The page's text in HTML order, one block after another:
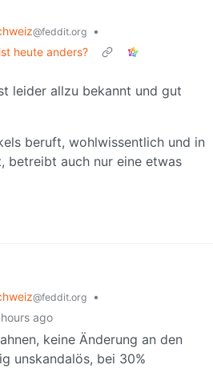
@feddit.org
•
heute anders?
leider allzu bekannt und gut
beruft, wohlwissentlich und in
betreibt auch nur eine etwas
@feddit.org
•
ago
keine Änderung an den
unskandalös, bei 30%